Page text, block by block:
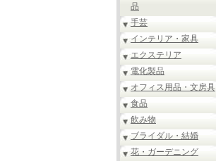
品
手芸
インテリア・家具
エクステリア
電化製品
オフィス用品・文房具
食品
飲み物
ブライダル・結婚
花・ガーデニング